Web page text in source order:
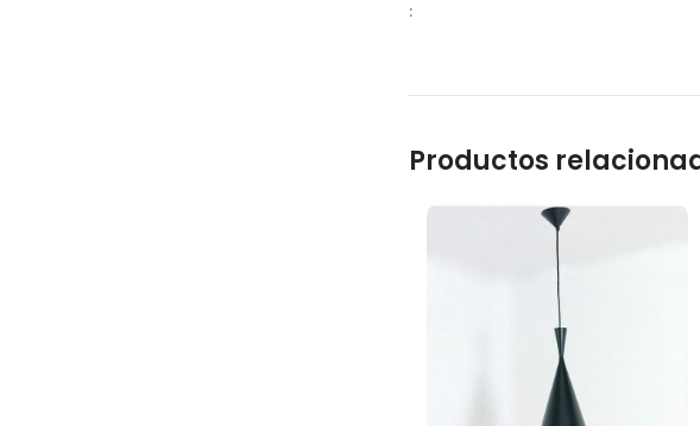
:
Productos